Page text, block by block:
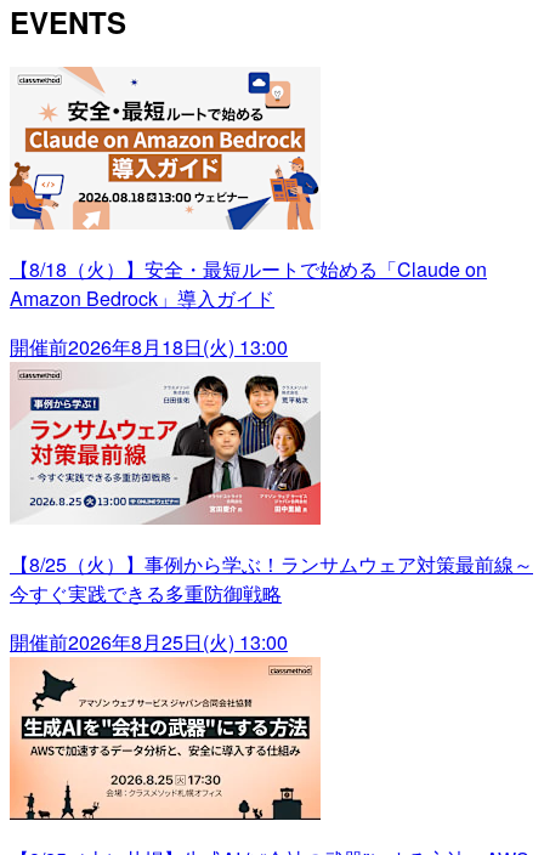
EVENTS
【8/18（火）】安全・最短ルートで始める「Claude on
Amazon Bedrock」導入ガイド
開催前2026年8月18日(火) 13:00
【8/25（火）】事例から学ぶ！ランサムウェア対策最前線～
今すぐ実践できる多重防御戦略
開催前2026年8月25日(火) 13:00